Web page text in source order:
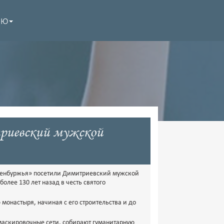
мужской
посетили Димитриевский мужской
130 лет назад в честь святого
начиная с его строительства и до